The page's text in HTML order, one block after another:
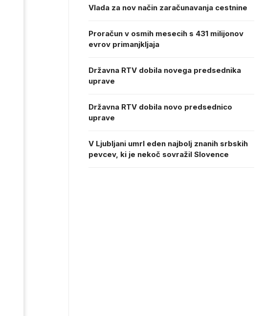
Vlada za nov način zaračunavanja cestnine
Proračun v osmih mesecih s 431 milijonov
evrov primanjkljaja
Državna RTV dobila novega predsednika
uprave
Državna RTV dobila novo predsednico
uprave
V Ljubljani umrl eden najbolj znanih srbskih
pevcev, ki je nekoč sovražil Slovence